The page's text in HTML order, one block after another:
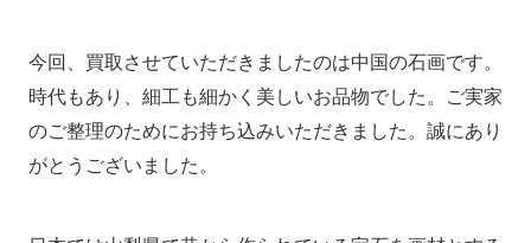
今回、買取させていただきましたのは中国の石画です。
時代もあり、細工も細かく美しいお品物でした。ご実家
のご整理のためにお持ち込みいただきました。誠にあり
がとうございました。